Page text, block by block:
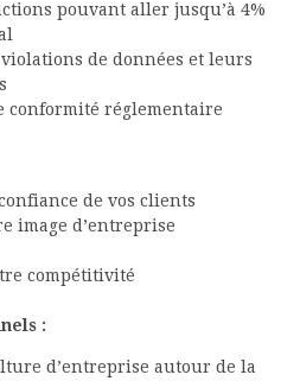
pouvant aller jusqu’à 4%
de données et leurs
conformité réglementaire
de vos clients
image d’entreprise
compétitivité
:
d’entreprise autour de la